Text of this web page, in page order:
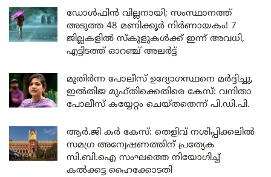
ഡോൾഫിൻ വില്ലനായി; സംസ്ഥാനത്ത്
അടുത്ത 48 മണിക്കൂർ നിർണായകം! 7
ജില്ലകളിൽ സ്കൂളുകൾക്ക് ഇന്ന് അവധി,
എട്ടിടത്ത് ഓറഞ്ച് അലർട്ട്
മുതിർന്ന പോലീസ് ഉദ്യോഗസ്ഥനെ മർദ്ദിച്ചു,
ഇൽതിജ മുഫ്തിക്കെതിരെ കേസ്: വനിതാ
പോലീസ് കയ്യേറ്റം ചെയ്തതെന്ന് പി.ഡി.പി.
ആർ.ജി കർ കേസ്: തെളിവ് നശിപ്പിക്കലിൽ
സമഗ്ര അന്വേഷണത്തിന് പ്രത്യേക
സി.ബി.ഐ സംഘത്തെ നിയോഗിച്ച്
കൽക്കട്ട ഹൈക്കോടതി